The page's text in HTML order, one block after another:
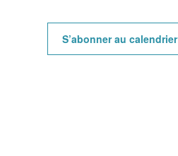
S’abonner au calendrier